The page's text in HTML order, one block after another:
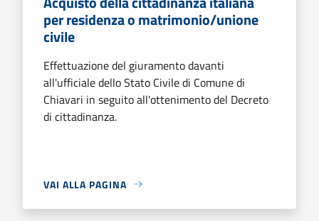
per residenza o matrimonio/unione
civile
Effettuazione del giuramento davanti
all'ufficiale dello Stato Civile di Comune di
Chiavari in seguito all'ottenimento del Decreto
di cittadinanza.
VAI ALLA PAGINA